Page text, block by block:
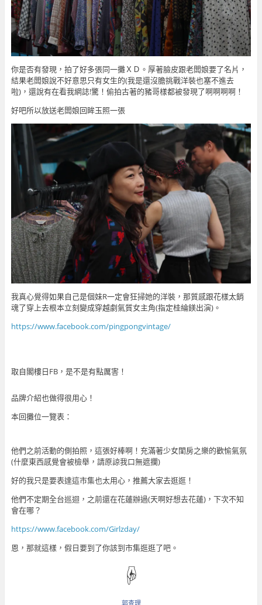
你是否有發現，拍了好多張同一攤ＸＤ。厚著臉皮跟老闆娘要了名片，
結果老闆娘說不好意思只有女生的(我是還沒膽挑戰洋裝也塞不進去
啦)，還說有在看我網誌!驚！偷拍古著的豬哥樣都被發現了啊啊啊啊！
好吧所以放送老闆娘回眸玉照一張
我真心覺得如果自己是個妹R一定會狂掃她的洋裝，那質感跟花樣太銷
魂了穿上去根本立刻變成穿越劇氣質女主角(指定桂綸鎂出演)。
https://www.facebook.com/pingpongvintage/
取自閣樓日FB，是不是有點厲害！
品牌介紹也做得很用心！
本回攤位一覽表：
他們之前活動的側拍照，這張好棒啊！充滿著少女閨房之樂的歡愉氣氛
(什麼東西感覺會被檢舉，請原諒我口無遮攔)
好的我只是要表達這市集也太用心，推薦大家去逛逛！
他們不定期全台巡迴，之前還在花蓮辦過(天啊好想去花蓮)，下次不知
會在哪？
https://www.facebook.com/Girlzday/
恩，那就這樣，假日要到了你該到市集逛逛了吧。
☟
郭查理